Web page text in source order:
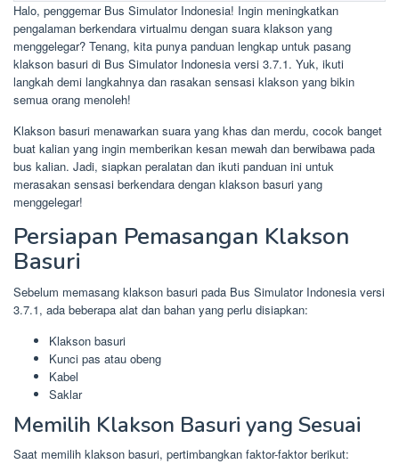
Halo, penggemar Bus Simulator Indonesia! Ingin meningkatkan
pengalaman berkendara virtualmu dengan suara klakson yang
menggelegar? Tenang, kita punya panduan lengkap untuk pasang
klakson basuri di Bus Simulator Indonesia versi 3.7.1. Yuk, ikuti
langkah demi langkahnya dan rasakan sensasi klakson yang bikin
semua orang menoleh!
Klakson basuri menawarkan suara yang khas dan merdu, cocok banget
buat kalian yang ingin memberikan kesan mewah dan berwibawa pada
bus kalian. Jadi, siapkan peralatan dan ikuti panduan ini untuk
merasakan sensasi berkendara dengan klakson basuri yang
menggelegar!
Persiapan Pemasangan Klakson
Basuri
Sebelum memasang klakson basuri pada Bus Simulator Indonesia versi
3.7.1, ada beberapa alat dan bahan yang perlu disiapkan:
Klakson basuri
Kunci pas atau obeng
Kabel
Saklar
Memilih Klakson Basuri yang Sesuai
Saat memilih klakson basuri, pertimbangkan faktor-faktor berikut: